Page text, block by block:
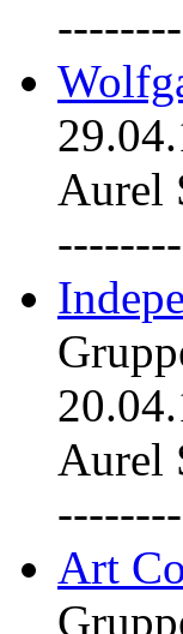
Aurel
Aurel
Art